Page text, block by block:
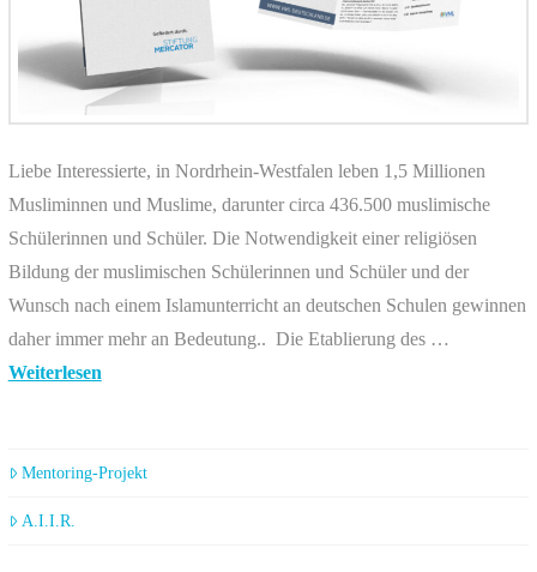
Liebe Interessierte, in Nordrhein-Westfalen leben 1,5 Millionen
Musliminnen und Muslime, darunter circa 436.500 muslimische
Schülerinnen und Schüler. Die Notwendigkeit einer religiösen
Bildung der muslimischen Schülerinnen und Schüler und der
Wunsch nach einem Islamunterricht an deutschen Schulen gewinnen
daher immer mehr an Bedeutung.. Die Etablierung des …
Weiterlesen
Mentoring-Projekt
A.I.I.R.